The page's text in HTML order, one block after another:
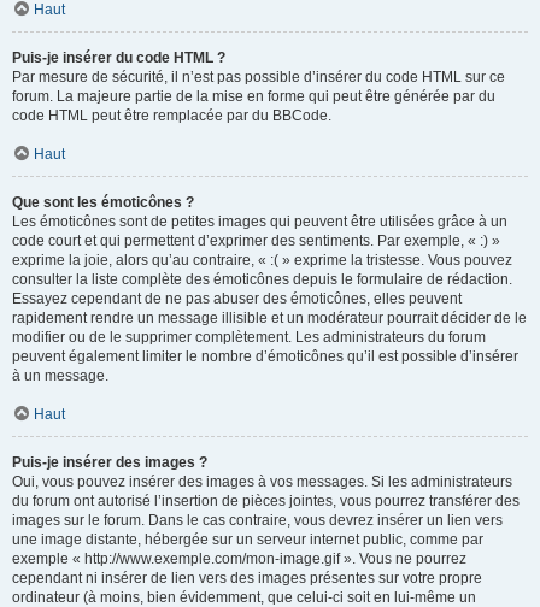
Haut
Puis-je insérer du code HTML ?
Par mesure de sécurité, il n’est pas possible d’insérer du code HTML sur ce
forum. La majeure partie de la mise en forme qui peut être générée par du
code HTML peut être remplacée par du BBCode.
Haut
Que sont les émoticônes ?
Les émoticônes sont de petites images qui peuvent être utilisées grâce à un
code court et qui permettent d’exprimer des sentiments. Par exemple, « :) »
exprime la joie, alors qu’au contraire, « :( » exprime la tristesse. Vous pouvez
consulter la liste complète des émoticônes depuis le formulaire de rédaction.
Essayez cependant de ne pas abuser des émoticônes, elles peuvent
rapidement rendre un message illisible et un modérateur pourrait décider de le
modifier ou de le supprimer complètement. Les administrateurs du forum
peuvent également limiter le nombre d’émoticônes qu’il est possible d’insérer
à un message.
Haut
Puis-je insérer des images ?
Oui, vous pouvez insérer des images à vos messages. Si les administrateurs
du forum ont autorisé l’insertion de pièces jointes, vous pourrez transférer des
images sur le forum. Dans le cas contraire, vous devrez insérer un lien vers
une image distante, hébergée sur un serveur internet public, comme par
exemple « http://www.exemple.com/mon-image.gif ». Vous ne pourrez
cependant ni insérer de lien vers des images présentes sur votre propre
ordinateur (à moins, bien évidemment, que celui-ci soit en lui-même un